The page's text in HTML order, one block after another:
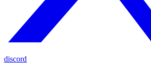
discord